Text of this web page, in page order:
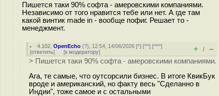
Пишется таки 90% софта - амеровскими компаниями.
Независимо от того нравится тебе или нет. А где там
какой винтик made in - вообще пофиг. Решает то -
менеджмент.
4.102 ,OpenEcho (?), 12:54, 14/06/2026 [^] [^^] [^^^]
[ответить] [к модератору] + / –
> Пишется таки 90% софта - амеровскими компаниями.
Ага, те самые, что оутсорсили бизнес. В итоге КвикБук
вроде и американский, но факту весь "Сделанно в
Индии", тоже самое и с остальными